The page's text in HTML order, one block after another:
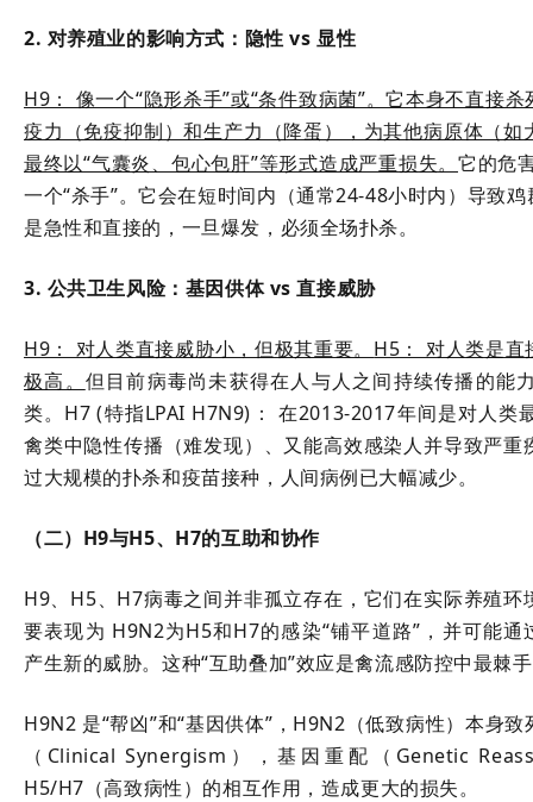
2. 对养殖业的影响方式：隐性 vs 显性
H9： 像一个“隐形杀手”或“条件致病菌”。它本身不直接
疫力（免疫抑制）和生产力（降蛋），为其他病原体（
最终以“气囊炎、包心包肝”等形式造成严重损失。它的危
一个“杀手”。它会在短时间内（通常24-48小时内）导致
是急性和直接的，一旦爆发，必须全场扑杀。
3. 公共卫生风险：基因供体 vs 直接威胁
H9： 对人类直接威胁小，但极其重要。 H5： 对人类是直
极高。 但目前病毒尚未获得在人与人之间持续传播的能
类。 H7 (特指LPAI H7N9)： 在2013-2017年间是对人类
禽类中隐性传播（难发现）、又能高效感染人并导致严
过大规模的扑杀和疫苗接种，人间病例已大幅减少。
（二） H9与H5、H7的互助和协作
H9、H5、H7病毒之间并非孤立存在，它们在实际养殖
要表现为 H9N2为H5和H7的感染“铺平道路”，并可能
产生新的威胁。这种“互助叠加”效应是禽流感防控中最棘
H9N2 是“帮凶”和“基因供体”， H9N2（低致病性）本身
（Clinical Synergism），基因重配（Genetic
H5/H7（高致病性）的相互作用，造成更大的损失。